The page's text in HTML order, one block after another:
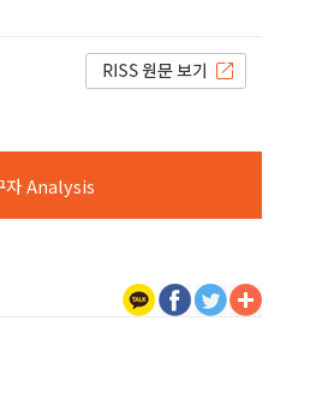
자 Analysis